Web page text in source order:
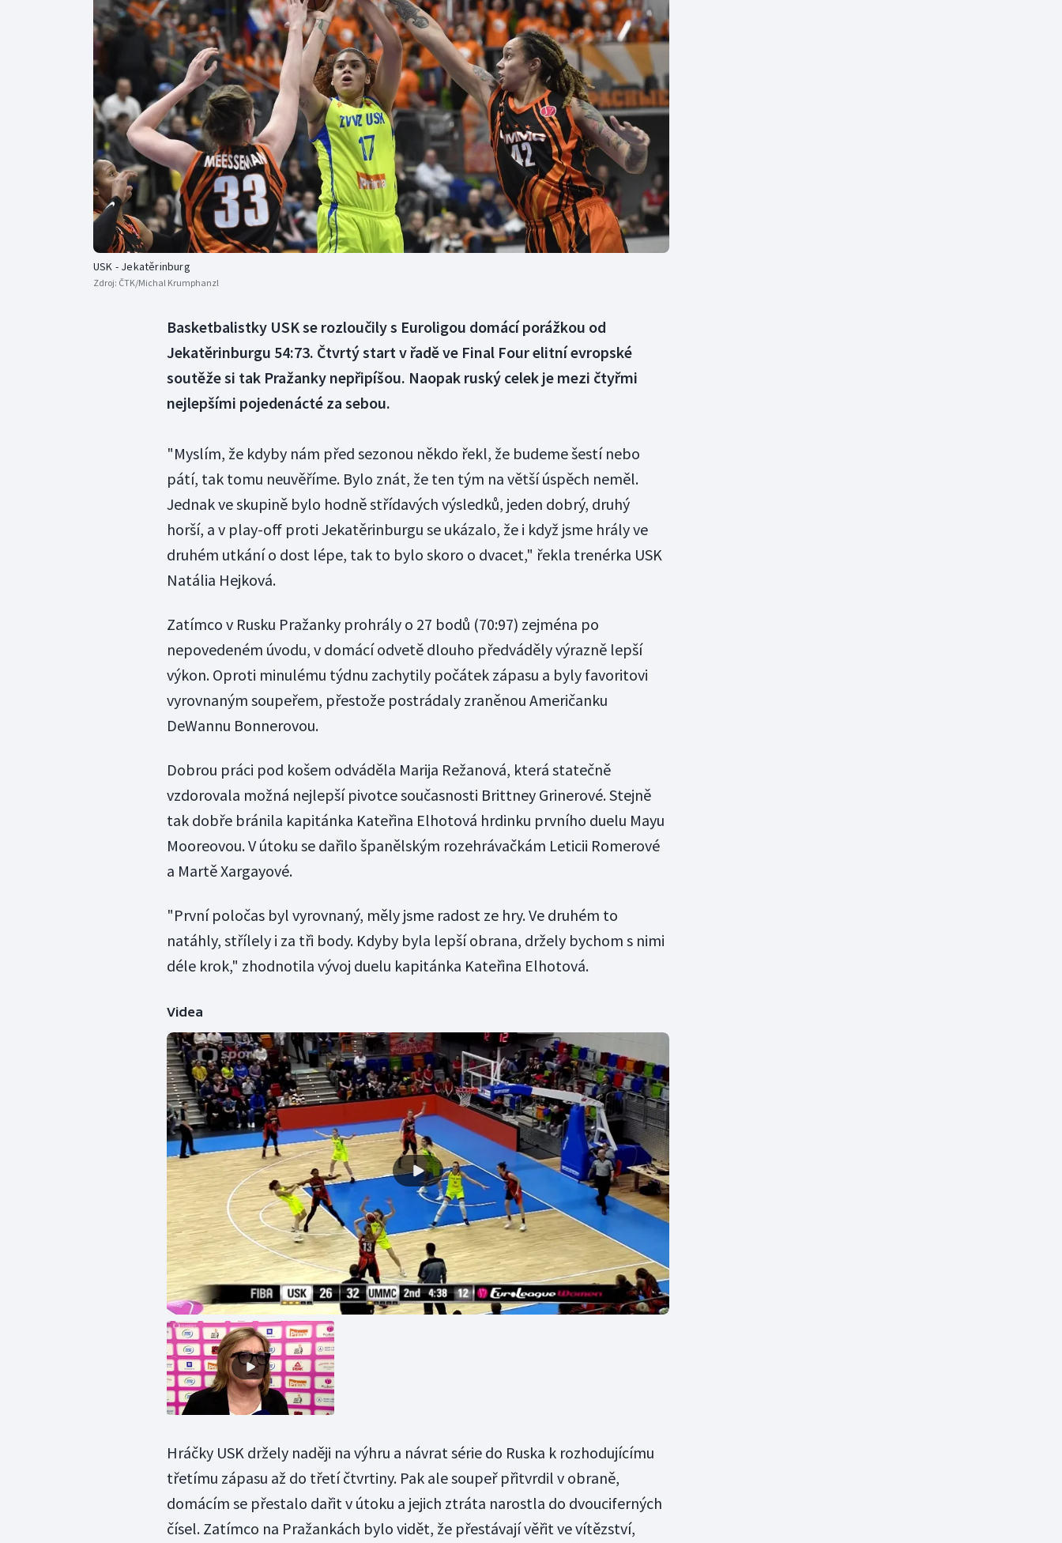
Curling
Dostihy
Florbal
Futsal
Golf
Gymnastika
Moderní pětiboj
Motorsport
Olympijské hry
Parasport
Plavání
Plážový volejbal
Triatlon
Veslování
Vodní slalom
Volejbal
Ostatní
USK - Jekatěrinburg
Zdroj: ČTK/Michal Krumphanzl
Basketbalistky USK se rozloučily s Euroligou domácí porážkou od
Jekatěrinburgu 54:73. Čtvrtý start v řadě ve Final Four elitní evropské
soutěže si tak Pražanky nepřipíšou. Naopak ruský celek je mezi čtyřmi
nejlepšími pojedenácté za sebou.
"Myslím, že kdyby nám před sezonou někdo řekl, že budeme šestí nebo
pátí, tak tomu neuvěříme. Bylo znát, že ten tým na větší úspěch neměl.
Jednak ve skupině bylo hodně střídavých výsledků, jeden dobrý, druhý
horší, a v play-off proti Jekatěrinburgu se ukázalo, že i když jsme hrály ve
druhém utkání o dost lépe, tak to bylo skoro o dvacet," řekla trenérka USK
Natália Hejková.
Zatímco v Rusku Pražanky prohrály o 27 bodů (70:97) zejména po
nepovedeném úvodu, v domácí odvetě dlouho předváděly výrazně lepší
výkon. Oproti minulému týdnu zachytily počátek zápasu a byly favoritovi
vyrovnaným soupeřem, přestože postrádaly zraněnou Američanku
DeWannu Bonnerovou.
Dobrou práci pod košem odváděla Marija Režanová, která statečně
vzdorovala možná nejlepší pivotce současnosti Brittney Grinerové. Stejně
tak dobře bránila kapitánka Kateřina Elhotová hrdinku prvního duelu Mayu
Mooreovou. V útoku se dařilo španělským rozehrávačkám Leticii Romerové
a Martě Xargayové.
"První poločas byl vyrovnaný, měly jsme radost ze hry. Ve druhém to
natáhly, střílely i za tři body. Kdyby byla lepší obrana, držely bychom s nimi
déle krok," zhodnotila vývoj duelu kapitánka Kateřina Elhotová.
Videa
Hráčky USK držely naději na výhru a návrat série do Ruska k rozhodujícímu
třetímu zápasu až do třetí čtvrtiny. Pak ale soupeř přitvrdil v obraně,
domácím se přestalo dařit v útoku a jejich ztráta narostla do dvouciferných
čísel. Zatímco na Pražankách bylo vidět, že přestávají věřit ve vítězství,